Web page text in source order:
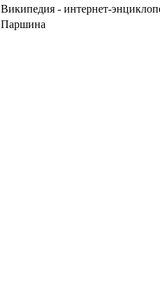
Википедия - интернет-
Паршина